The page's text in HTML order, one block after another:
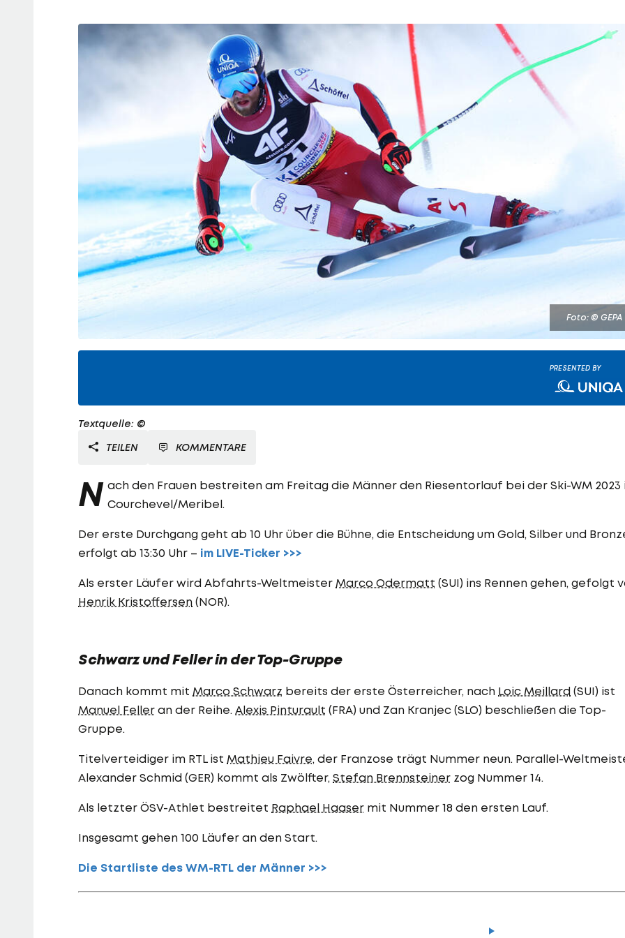
Foto: © GEPA
PRESENTED BY
Textquelle: ©
TEILEN
KOMMENTARE
N ach den Frauen bestreiten am Freitag die Männer den Riesentorlauf bei der Ski-WM 2023
Courchevel/Meribel.
Der erste Durchgang geht ab 10 Uhr über die Bühne, die Entscheidung um Gold, Silber und
erfolgt ab 13:30 Uhr – im LIVE-Ticker >>>
Als erster Läufer wird Abfahrts-Weltmeister Marco Odermatt (SUI) ins Rennen gehen, gefolgt
Henrik Kristoffersen (NOR).
Schwarz und Feller in der Top-Gruppe
Danach kommt mit Marco Schwarz bereits der erste Österreicher, nach Loic Meillard (SUI) ist
Manuel Feller an der Reihe. Alexis Pinturault (FRA) und Zan Kranjec (SLO) beschließen die Top-
Gruppe.
Titelverteidiger im RTL ist Mathieu Faivre, der Franzose trägt Nummer neun. Parallel-
Alexander Schmid (GER) kommt als Zwölfter, Stefan Brennsteiner zog Nummer 14.
Als letzter ÖSV-Athlet bestreitet Raphael Haaser mit Nummer 18 den ersten Lauf.
Insgesamt gehen 100 Läufer an den Start.
Die Startliste des WM-RTL der Männer >>>